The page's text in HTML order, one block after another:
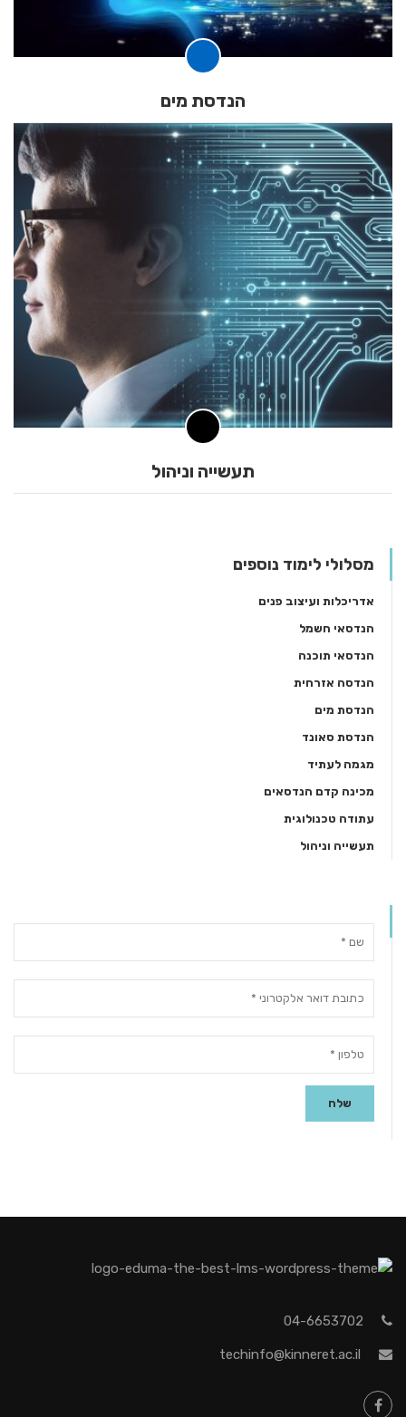
הנדסת מים
תעשייה וניהול
מסלולי לימוד נוספים
אדריכלות ועיצוב פנים
הנדסאי חשמל
הנדסאי תוכנה
הנדסה אזרחית
הנדסת מים
הנדסת סאונד
מגמה לעתיד
מכינה קדם הנדסאים
עתודה טכנולוגית
תעשייה וניהול
04-6653702
techinfo@kinneret.ac.il